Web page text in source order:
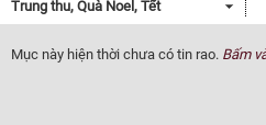
Trung thu, Quà Noel, Tết
Mục này hiện thời chưa có tin rao. Bấm